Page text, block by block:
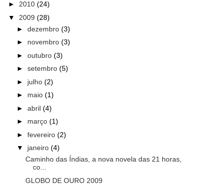
► 2010 (24)
▼ 2009 (28)
► dezembro (3)
► novembro (3)
► outubro (3)
► setembro (5)
► julho (2)
► maio (1)
► abril (4)
► março (1)
► fevereiro (2)
▼ janeiro (4)
Caminho das Índias, a nova novela das 21 horas,
co...
GLOBO DE OURO 2009